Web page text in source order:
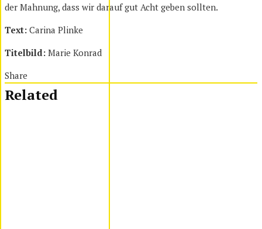
der Mahnung, dass wir darauf gut Acht geben sollten.
Text: Carina Plinke
Titelbild: Marie Konrad
Share
Related